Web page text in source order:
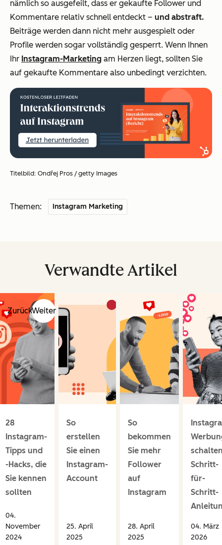
nämlich so ausgefeilt, dass er gekaufte Follower und
Kommentare relativ schnell entdeckt – und abstraft.
Beiträge werden dann nicht mehr ausgespielt oder
Profile werden sogar vollständig gesperrt. Wenn Ihnen
Ihr Instagram-Marketing am Herzen liegt, sollten Sie
auf gekaufte Kommentare also unbedingt verzichten.
Titelbild: Ondřej Pros / getty Images
Themen: Instagram Marketing
Verwandte Artikel
ZurückWeiter
28
Instagram-
Tipps und
-Hacks, die
Sie kennen
sollten
04.
November
2024
So
erstellen
Sie einen
Instagram-
Account
25. April
2025
So
bekommen
Sie mehr
Follower
auf
Instagram
28. April
2025
Schritt-
für-
Schritt-
04. März
2026